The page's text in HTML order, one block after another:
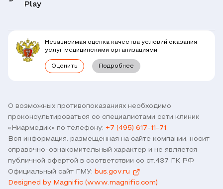
Клиники
Комплексные программы
Наши партнеры и клиенты
Правовая информация
Горячая линия / контроль качества
Связь с директором
Версия для слабовидящих
Прямое прикрепление сотрудников
Договор оферты
Оставить отзыв
О возможных противопоказаниях необходимо
проконсультироваться со специалистами сети клиник
«Ниармедик» по телефону: +7 (495) 617-11-71
Вся информация, размещенная на сайте компании, носит
справочно-ознакомительный характер и не является
публичной офертой в соответствии со ст.437 ГК РФ
Официальный сайт ГМУ: bus.gov.ru
Designed by Magnific (www.magnific.com)
Play
Независимая оценка качества условий оказания
услуг медицинскими организациями
Оценить Подробнее